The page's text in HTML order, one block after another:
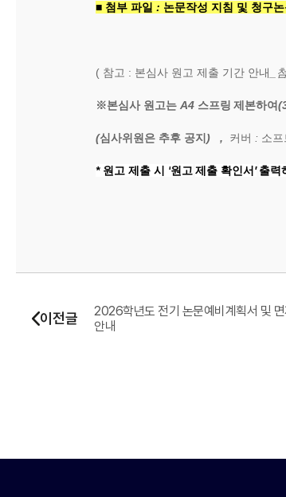
■ 첨부 파일 : 논문작성 지침 및 청구
( 참고 : 본심사 원고 제출 기간 안내 _
※본심사 원고는 A4 스프링 제본하여
(심사위원은 추후 공지 ) , 커버 : 소프
* 원고 제출 시 '원고 제출 확인서 ' 출력
이전글
2026학년도 전기 논문예비계획서 및
안내